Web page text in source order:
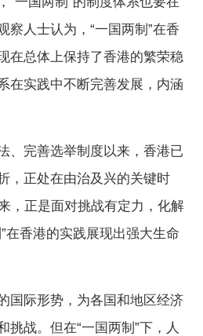
察人士认为，“一国两制”在香
在总体上保持了香港的繁荣稳
在实践中不断完善发展，内涵
完善选举制度以来，香港已
，正处在由治及兴的关键时
，正是面对挑战有定力，化解
在香港的实践展现出强大生命
际形势，为各国和地区经济
挑战。但在“一国两制”下，人